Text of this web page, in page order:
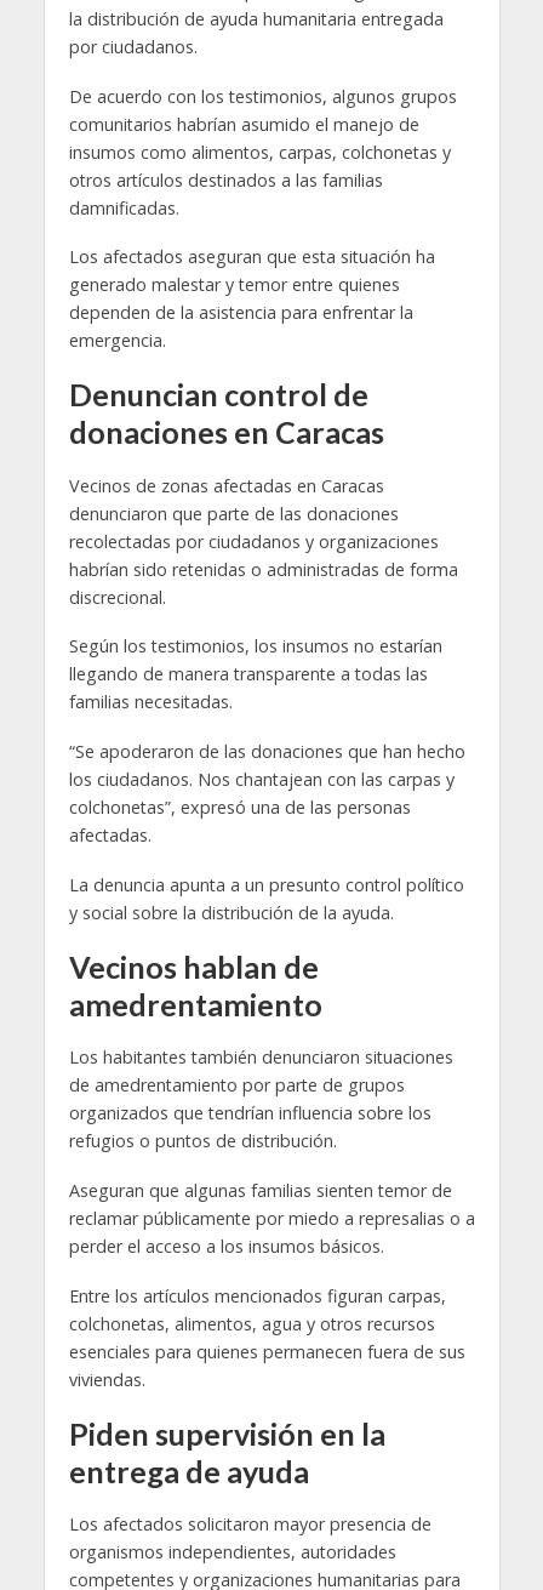
la distribución de ayuda humanitaria entregada
por ciudadanos.
De acuerdo con los testimonios, algunos grupos
comunitarios habrían asumido el manejo de
insumos como alimentos, carpas, colchonetas y
otros artículos destinados a las familias
damnificadas.
Los afectados aseguran que esta situación ha
generado malestar y temor entre quienes
dependen de la asistencia para enfrentar la
emergencia.
Denuncian control de
donaciones en Caracas
Vecinos de zonas afectadas en Caracas
denunciaron que parte de las donaciones
recolectadas por ciudadanos y organizaciones
habrían sido retenidas o administradas de forma
discrecional.
Según los testimonios, los insumos no estarían
llegando de manera transparente a todas las
familias necesitadas.
“Se apoderaron de las donaciones que han hecho
los ciudadanos. Nos chantajean con las carpas y
colchonetas”, expresó una de las personas
afectadas.
La denuncia apunta a un presunto control político
y social sobre la distribución de la ayuda.
Vecinos hablan de
amedrentamiento
Los habitantes también denunciaron situaciones
de amedrentamiento por parte de grupos
organizados que tendrían influencia sobre los
refugios o puntos de distribución.
Aseguran que algunas familias sienten temor de
reclamar públicamente por miedo a represalias o a
perder el acceso a los insumos básicos.
Entre los artículos mencionados figuran carpas,
colchonetas, alimentos, agua y otros recursos
esenciales para quienes permanecen fuera de sus
viviendas.
Piden supervisión en la
entrega de ayuda
Los afectados solicitaron mayor presencia de
organismos independientes, autoridades
competentes y organizaciones humanitarias para